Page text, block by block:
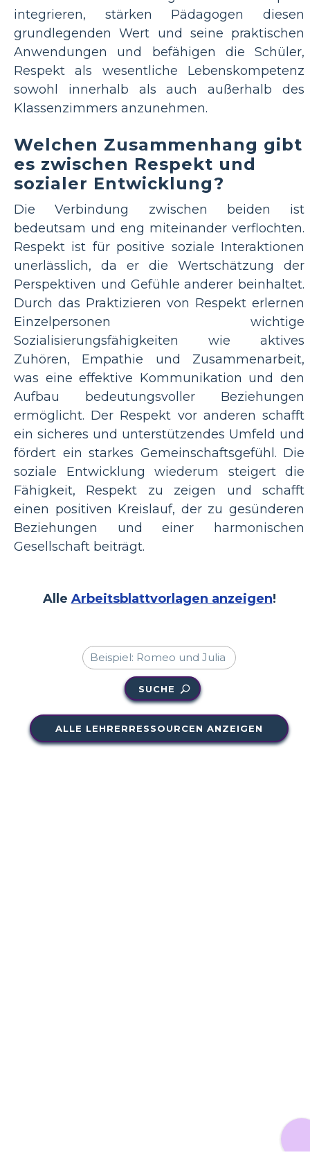
integrieren, stärken Pädagogen diesen
grundlegenden Wert und seine praktischen
Anwendungen und befähigen die Schüler,
Respekt als wesentliche Lebenskompetenz
sowohl innerhalb als auch außerhalb des
Klassenzimmers anzunehmen.
Welchen Zusammenhang gibt
es zwischen Respekt und
sozialer Entwicklung?
Die Verbindung zwischen beiden ist
bedeutsam und eng miteinander verflochten.
Respekt ist für positive soziale Interaktionen
unerlässlich, da er die Wertschätzung der
Perspektiven und Gefühle anderer beinhaltet.
Durch das Praktizieren von Respekt erlernen
Einzelpersonen wichtige
Sozialisierungsfähigkeiten wie aktives
Zuhören, Empathie und Zusammenarbeit,
was eine effektive Kommunikation und den
Aufbau bedeutungsvoller Beziehungen
ermöglicht. Der Respekt vor anderen schafft
ein sicheres und unterstützendes Umfeld und
fördert ein starkes Gemeinschaftsgefühl. Die
soziale Entwicklung wiederum steigert die
Fähigkeit, Respekt zu zeigen und schafft
einen positiven Kreislauf, der zu gesünderen
Beziehungen und einer harmonischen
Gesellschaft beiträgt.
Alle Arbeitsblattvorlagen anzeigen!
SUCHE
ALLE LEHRERRESSOURCEN ANZEIGEN